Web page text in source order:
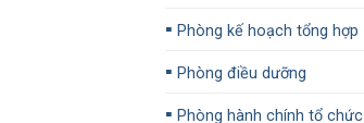
▪️ Phòng kế hoạch tổng hợp
▪️ Phòng điều dưỡng
▪️ Phòng hành chính tổ chức